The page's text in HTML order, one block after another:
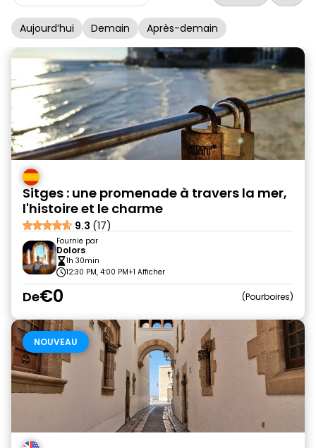
Aujourd’hui Demain Après-demain
Sitges : une promenade à travers la mer,
l'histoire et le charme
9.3 (17)
Fournie par
Dolors
1h 30min
12:30 PM, 4:00 PM+1 Afficher
De€0 Pourboires
NOUVEAU